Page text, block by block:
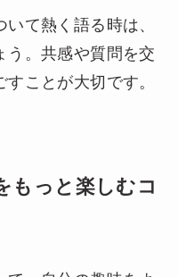
て熱く語る時は、
う。共感や質問を交
ことが大切です。
もっと楽しむコ